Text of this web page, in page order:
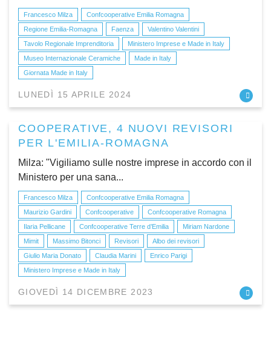
Francesco Milza
Confcooperative Emilia Romagna
Regione Emilia-Romagna
Faenza
Valentino Valentini
Tavolo Regionale Imprenditoria
Ministero Imprese e Made in Italy
Museo Internazionale Ceramiche
Made in Italy
Giornata Made in Italy
LUNEDÌ 15 APRILE 2024
COOPERATIVE, 4 NUOVI REVISORI
PER L'EMILIA-ROMAGNA
Milza: "Vigiliamo sulle nostre imprese in accordo con il
Ministero per una sana...
Francesco Milza
Confcooperative Emilia Romagna
Maurizio Gardini
Confcooperative
Confcooperative Romagna
Ilaria Pellicane
Confcooperative Terre d’Emilia
Miriam Nardone
Mimit
Massimo Bitonci Revisori
Albo dei revisori
Giulio Maria Donato
Claudia Marini
Enrico Parigi
Ministero Imprese e Made in Italy
GIOVEDÌ 14 DICEMBRE 2023